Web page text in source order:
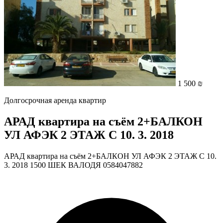
1 500 ₪
Долгосрочная аренда квартир
АРАД квартира на съём 2+БАЛКОН
УЛ АФЭК 2 ЭТАЖ С 10. 3. 2018
АРАД квартира на съём 2+БАЛКОН УЛ АФЭК 2 ЭТАЖ С 10.
3. 2018 1500 ШЕК ВАЛОДЯ 0584047882